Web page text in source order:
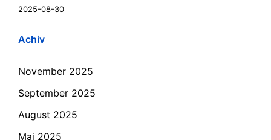
2025-08-30
Achiv
November 2025
September 2025
August 2025
Mai 2025